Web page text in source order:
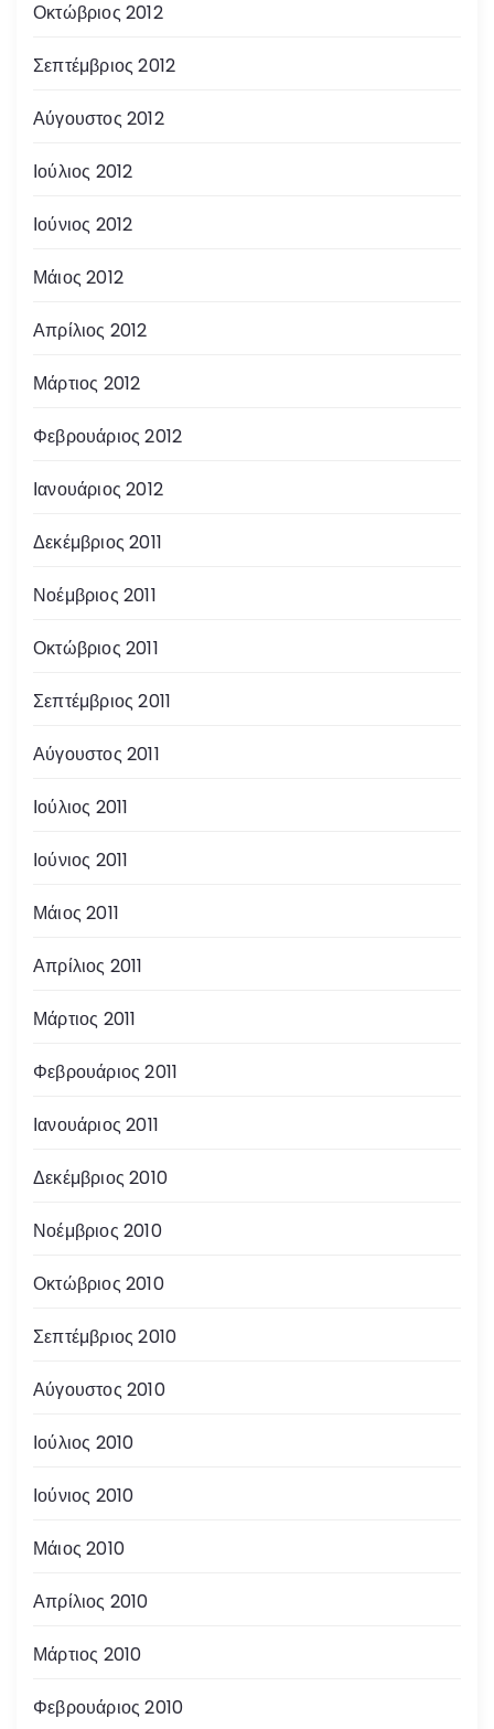
Οκτώβριος 2012
Σεπτέμβριος 2012
Αύγουστος 2012
Ιούλιος 2012
Ιούνιος 2012
Μάιος 2012
Απρίλιος 2012
Μάρτιος 2012
Φεβρουάριος 2012
Ιανουάριος 2012
Δεκέμβριος 2011
Νοέμβριος 2011
Οκτώβριος 2011
Σεπτέμβριος 2011
Αύγουστος 2011
Ιούλιος 2011
Ιούνιος 2011
Μάιος 2011
Απρίλιος 2011
Μάρτιος 2011
Φεβρουάριος 2011
Ιανουάριος 2011
Δεκέμβριος 2010
Νοέμβριος 2010
Οκτώβριος 2010
Σεπτέμβριος 2010
Αύγουστος 2010
Ιούλιος 2010
Ιούνιος 2010
Μάιος 2010
Απρίλιος 2010
Μάρτιος 2010
Φεβρουάριος 2010